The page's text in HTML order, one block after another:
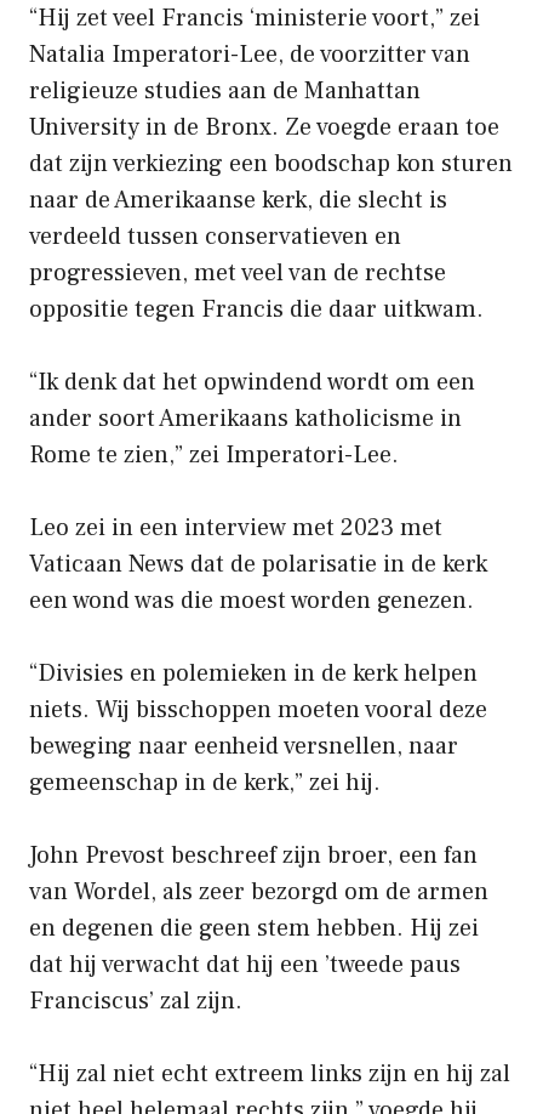
“Hij zet veel Francis ‘ministerie voort,” zei
Natalia Imperatori-Lee, de voorzitter van
religieuze studies aan de Manhattan
University in de Bronx. Ze voegde eraan toe
dat zijn verkiezing een boodschap kon sturen
naar de Amerikaanse kerk, die slecht is
verdeeld tussen conservatieven en
progressieven, met veel van de rechtse
oppositie tegen Francis die daar uitkwam.
“Ik denk dat het opwindend wordt om een ​​
ander soort Amerikaans katholicisme in
Rome te zien,” zei Imperatori-Lee.
Leo zei in een interview met 2023 met
Vaticaan News dat de polarisatie in de kerk
een wond was die moest worden genezen.
“Divisies en polemieken in de kerk helpen
niets. Wij bisschoppen moeten vooral deze
beweging naar eenheid versnellen, naar
gemeenschap in de kerk,” zei hij.
John Prevost beschreef zijn broer, een fan
van Wordel, als zeer bezorgd om de armen
en degenen die geen stem hebben. Hij zei
dat hij verwacht dat hij een ’tweede paus
Franciscus’ zal zijn.
“Hij zal niet echt extreem links zijn en hij zal